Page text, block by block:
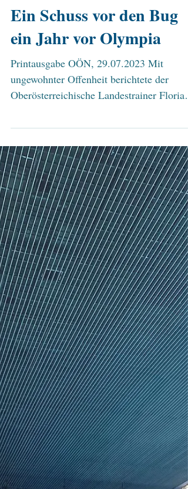
Wolfgang Gottenhuber
Ein Schuss vor den Bug
ein Jahr vor Olympia
Printausgabe OÖN, 29.07.2023 Mit